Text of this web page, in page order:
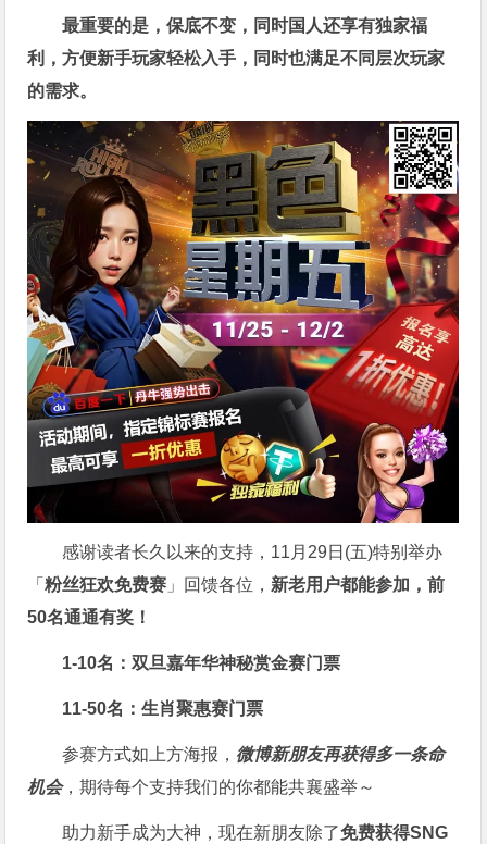
最重要的是，保底不变，同时国人还享有独家福
利，方便新手玩家轻松入手，同时也满足不同层次玩家
的需求。
感谢读者长久以来的支持，11月29日(五)特别举办
「粉丝狂欢免费赛 」回馈各位， 新老用户都能参加，前
50名通通有奖！
1-10名：双旦嘉年华神秘赏金赛门票
11-50名：生肖聚惠赛门票
参赛方式如上方海报， 微博新朋友再获得多一条命
机会，期待每个支持我们的你都能共襄盛举～
助力新手成为大神，现在新朋友除了免费获得SNG